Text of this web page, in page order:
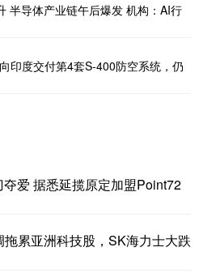
半导体产业链午后爆发 机构：AI行
印度交付第4套S-400防空系统，仍
爱 据悉延揽原定加盟Point72
累亚洲科技股，SK海力士大跌